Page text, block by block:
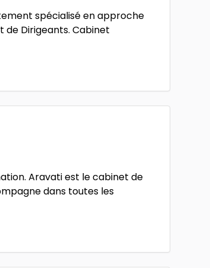
spécialisé en approche
de Dirigeants. Cabinet
Aravati est le cabinet de
dans toutes les